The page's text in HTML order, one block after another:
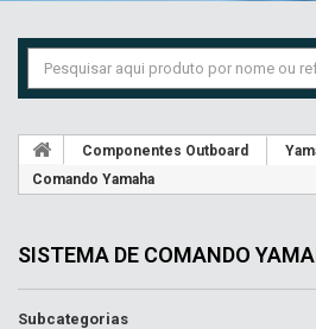
Componentes Outboard
Comando Yamaha
SISTEMA DE COMANDO
Subcategorias